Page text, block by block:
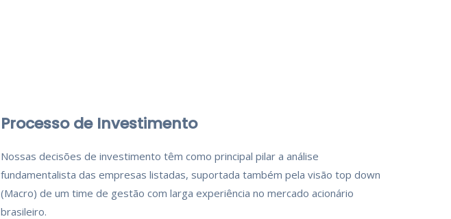
Processo de Investimento
Nossas decisões de investimento têm como principal pilar a análise
fundamentalista das empresas listadas, suportada também pela visão top down
(Macro) de um time de gestão com larga experiência no mercado acionário
brasileiro.